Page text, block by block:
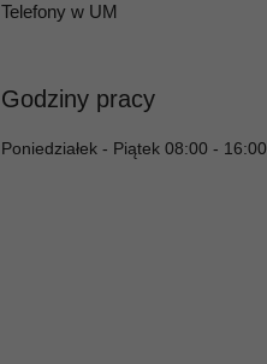
Telefony w UM
Godziny pracy
Poniedziałek - Piątek 08:00 - 16:00